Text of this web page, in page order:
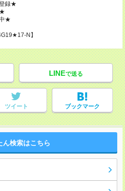
録★
★
★
N】
LINEで送る
ツイート ブックマーク
ん検索はこちら